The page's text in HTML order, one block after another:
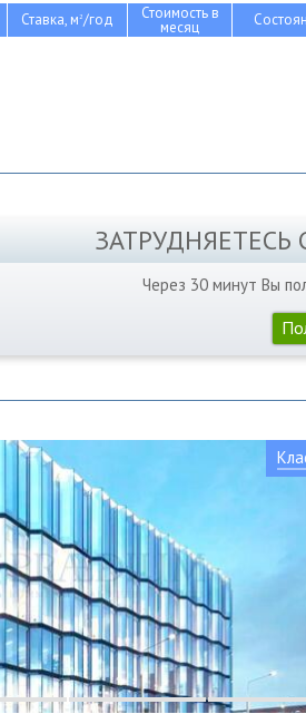
Ставка, м2/год Стоимость в
месяц
Через 30 минут Вы